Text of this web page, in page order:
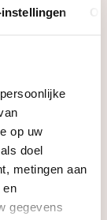
op uw
doel
metingen aan
en
gegevens
ik moest
te weinig
voor de
ook op
worden. Ik
tussen Jorien
op ruime